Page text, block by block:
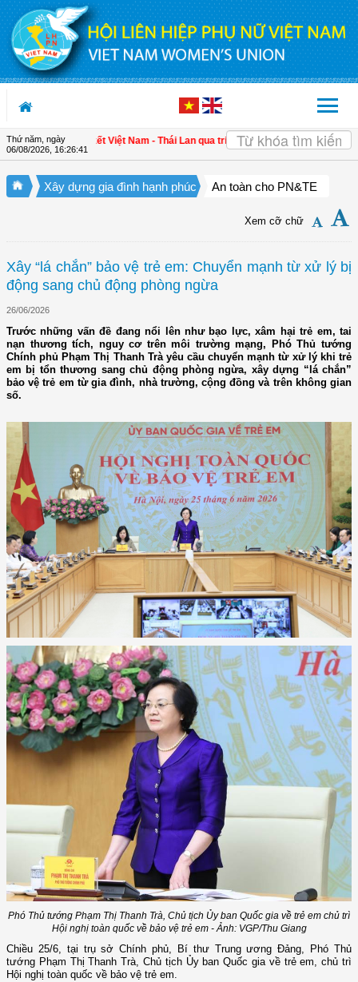
Truy cập nội dung luôn
Thứ năm, ngày
06/08/2026, 16:26:42
gắn kết Việt Nam - Thái Lan qua triển lãm "Đan kết hữu nghị" | 4 định
Xây dựng gia đình hạnh phúc An toàn cho PN&TE
Xem cỡ chữ
Xây “lá chắn” bảo vệ trẻ em: Chuyển mạnh từ xử lý bị
động sang chủ động phòng ngừa
26/06/2026
Trước những vấn đề đang nổi lên như bạo lực, xâm hại trẻ em, tai
nạn thương tích, nguy cơ trên môi trường mạng, Phó Thủ tướng
Chính phủ Phạm Thị Thanh Trà yêu cầu chuyển mạnh từ xử lý khi trẻ
em bị tổn thương sang chủ động phòng ngừa, xây dựng “lá chắn”
bảo vệ trẻ em từ gia đình, nhà trường, cộng đồng và trên không gian
số.
Phó Thủ tướng Phạm Thị Thanh Trà, Chủ tịch Ủy ban Quốc gia về trẻ em chủ trì
Hội nghị toàn quốc về bảo vệ trẻ em - Ảnh: VGP/Thu Giang
Chiều 25/6, tại trụ sở Chính phủ, Bí thư Trung ương Đảng, Phó Thủ
tướng Phạm Thị Thanh Trà, Chủ tịch Ủy ban Quốc gia về trẻ em, chủ trì
Hội nghị toàn quốc về bảo vệ trẻ em.